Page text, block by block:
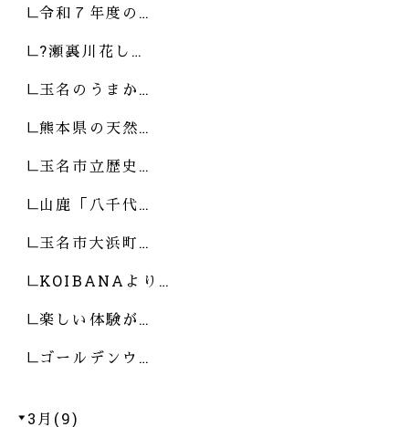
令和７年度の…
?瀬裏川花し…
玉名のうまか…
熊本県の天然…
玉名市立歴史…
山鹿「八千代…
玉名市大浜町…
KOIBANAより…
楽しい体験が…
ゴールデンウ…
3月(9)